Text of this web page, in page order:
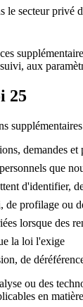
le secteur
aux
25
demandes
que
d'identifier,
profilage ou
lorsque des
la loi l'exige
de
ou des
en